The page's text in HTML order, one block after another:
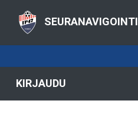
SEURANAVIGOINTI
KIRJAUDU